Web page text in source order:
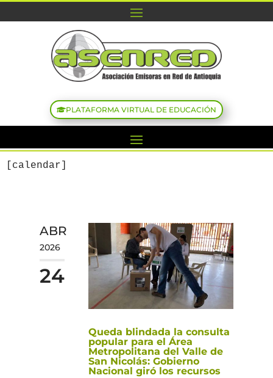
PLATAFORMA VIRTUAL DE EDUCACIÓN
[calendar]
ABR
2026
24
Queda blindada la consulta
popular para el Área
Metropolitana del Valle de
San Nicolás: Gobierno
Nacional giró los recursos